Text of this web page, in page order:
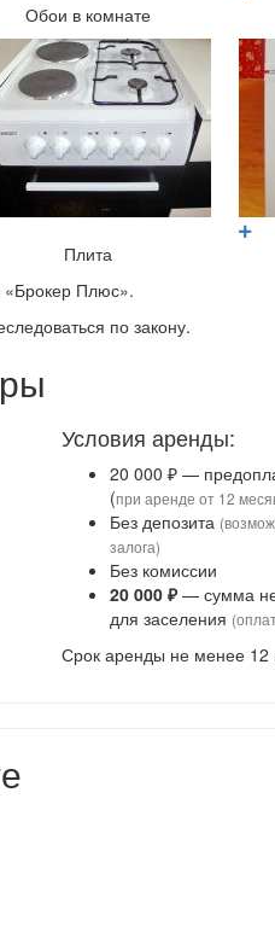
Обои в комнате
Плита
Плюс».
по закону.
Условия аренды:
20 000 ₽ —
(при аренде от 12
Без депозита
залога)
Без комиссии
20 000 ₽— сумма
для заселения
Срок аренды не менее 12